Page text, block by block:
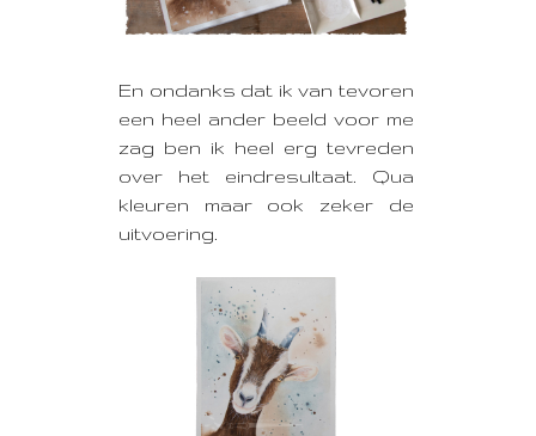
En ondanks dat ik van tevoren
een heel ander beeld voor me
zag ben ik heel erg tevreden
over het eindresultaat. Qua
kleuren maar ook zeker de
uitvoering.